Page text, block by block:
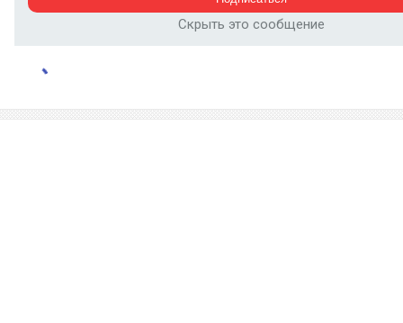
Скрыть это сообщение